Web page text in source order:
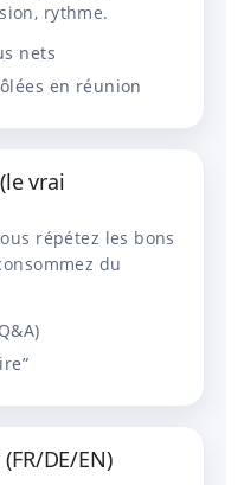
rythme.
nets
en réunion
vrai
répétez les bons
du
DE/EN)